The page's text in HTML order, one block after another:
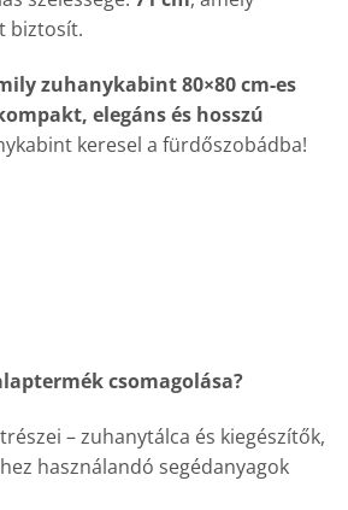
biztosít.
zuhanykabint 80×80 cm-es
elegáns és hosszú
keresel a fürdőszobádba!
csomagolása?
– zuhanytálca és kiegészítők,
használandó segédanyagok